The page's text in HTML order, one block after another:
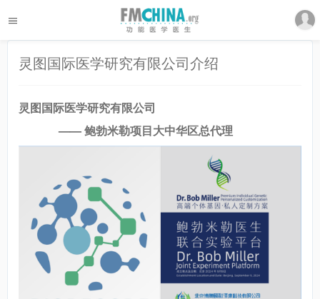
灵图国际医学研究有限公司介绍
灵图​国际医学研究有限公司
—— 鲍勃米勒项目大中华区总代理